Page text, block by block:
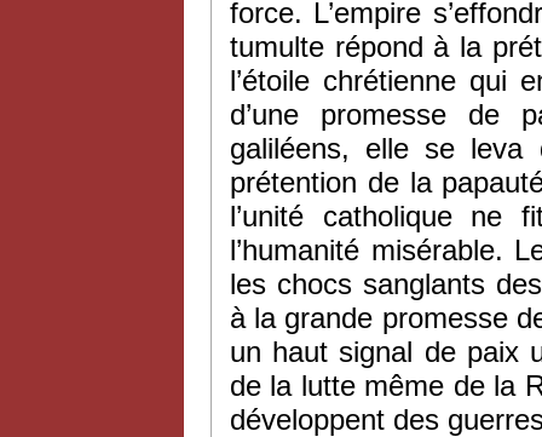
force. L’empire
tumulte répond à la
l’étoile chrétienne qui
d’une promesse de
galiléens, elle se leva
prétention de la
l’unité catholique ne
l’humanité misérable.
les chocs sanglants
à la grande promesse
un haut signal de paix
de la lutte même de la
développent des